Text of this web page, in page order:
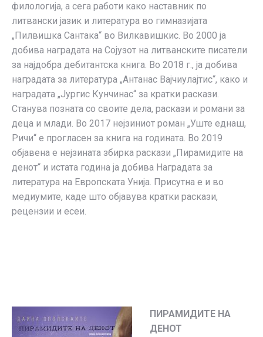
филологија, а сега работи како наставник по
литвански јазик и литература во гимназијата
„Пилвишка Сантака“ во Вилкавишкис. Во 2000 ја
добива наградата на Сојузот на литванските писатели
за најдобра дебитантска книга. Во 2018 г., ја добива
наградата за литература „Антанас Вајчиулајтис“, како и
наградата „Јургис Кунчинас“ за кратки раскази.
Станува позната со своите дела, раскази и романи за
деца и млади. Во 2017 нејзиниот роман „Уште еднаш,
Ричи“ е прогласен за книга на годината. Во 2019
објавена е нејзината збирка раскази „Пирамидите на
денот“ и истата година ја добива Наградата за
литература на Европската Унија. Присутна е и во
медиумите, каде што објавува кратки раскази,
рецензии и есеи.
ПИРАМИДИТЕ НА
ДЕНОТ